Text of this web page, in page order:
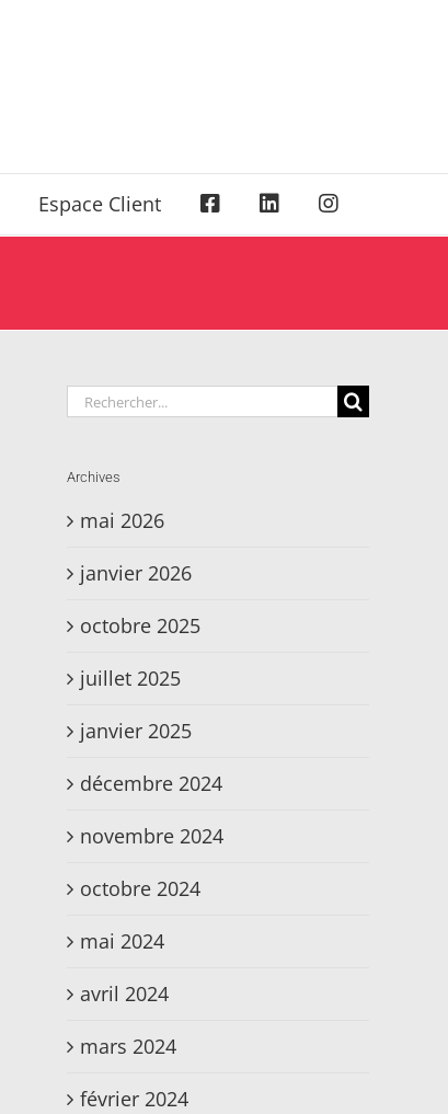
Espace Client
Rechercher:
Archives
mai 2026
janvier 2026
octobre 2025
juillet 2025
janvier 2025
décembre 2024
novembre 2024
octobre 2024
mai 2024
avril 2024
mars 2024
février 2024